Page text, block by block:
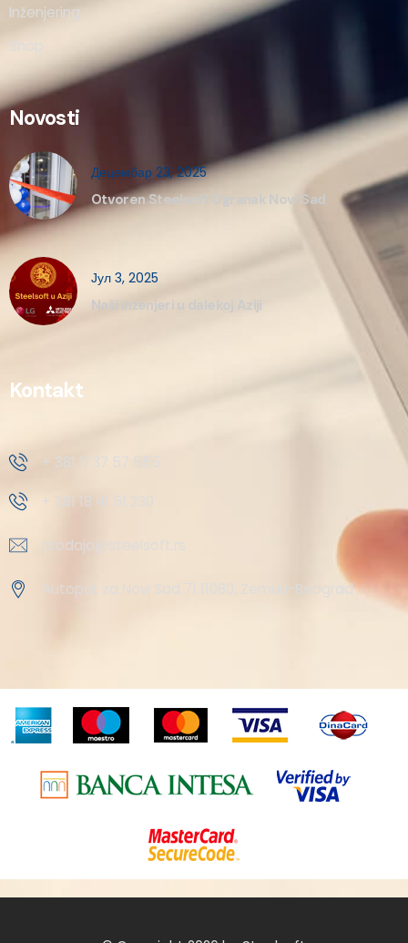
Inženjering
Shop
Novosti
Децембар 23, 2025
Otvoren Steelsoft Ogranak Novi Sad
Јул 3, 2025
Naši inženjeri u dalekoj Aziji
Kontakt
+ 381 11 37 57 555
+ 381 18 41 51 230
prodaja@steelsoft.rs
Autoput za Novi Sad 71 11080, Zemun-Beograd